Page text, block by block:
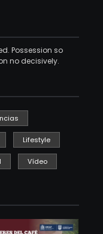
Possession so
no decisively.
Lifestyle
Vídeo